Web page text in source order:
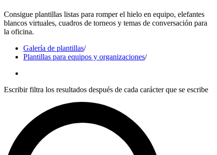
Consigue plantillas listas para romper el hielo en equipo, elefantes
blancos virtuales, cuadros de torneos y temas de conversación para
la oficina.
Galería de plantillas/
Plantillas para equipos y organizaciones/
Escribir filtra los resultados después de cada carácter que se escribe